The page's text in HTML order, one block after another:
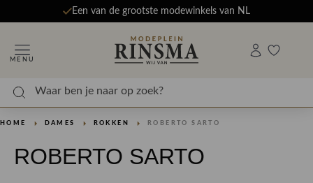
Een van de grootste modewinkels van NL
MENU
HOME DAMES ROKKEN ROBERTO SARTO
ROBERTO SARTO